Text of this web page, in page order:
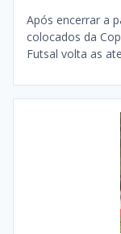
Após encerrar a
colocados da
Futsal volta as